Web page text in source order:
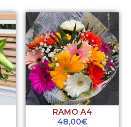
RAMO A4
48,00€